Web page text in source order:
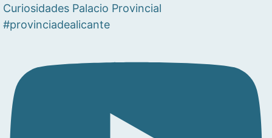
Curiosidades Palacio Provincial
#provinciadealicante